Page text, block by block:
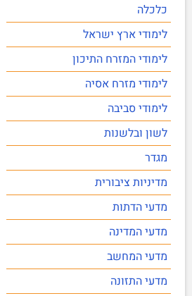
כלכלה
לימודי ארץ ישראל
לימודי המזרח התיכון
לימודי מזרח אסיה
לימודי סביבה
לשון ובלשנות
מגדר
מדיניות ציבורית
מדעי הדתות
מדעי המדינה
מדעי המחשב
מדעי התזונה